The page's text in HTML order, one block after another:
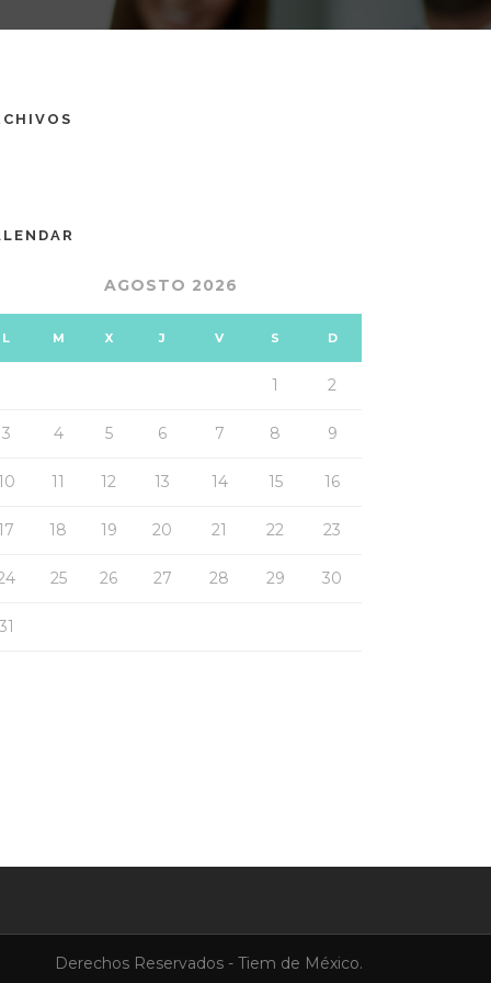
AGOSTO 2026
L M X J V S D
1 2
3 4 5 6 7 8 9
11 12 13 14 15 16
18 19 20 21 22 23
25 26 27 28 29 30
Derechos Reservados - Tiem de México.